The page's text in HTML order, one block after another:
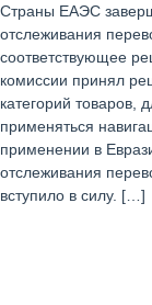
Страны ЕАЭС
отслеживания
соответствующее
комиссии принял
категорий товаров,
применяться
применении в
отслеживания
вступило в силу. […]